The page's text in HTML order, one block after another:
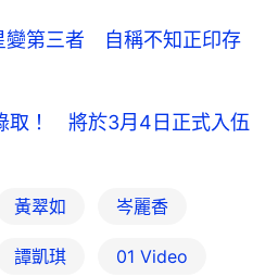
變第三者 自稱不知正印存
取！ 將於3月4日正式入伍
黃翠如 岑麗香
譚凱琪 01 Video